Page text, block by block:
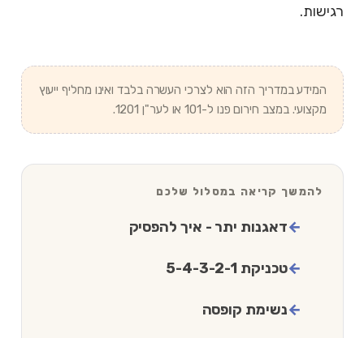
רגישות.
המידע במדריך הזה הוא לצרכי העשרה בלבד ואינו מחליף ייעוץ
מקצועי. במצב חירום פנו ל-101 או לער"ן 1201.
להמשך קריאה במסלול שלכם
דאגנות יתר - איך להפסיק
טכניקת 5-4-3-2-1
נשימת קופסה